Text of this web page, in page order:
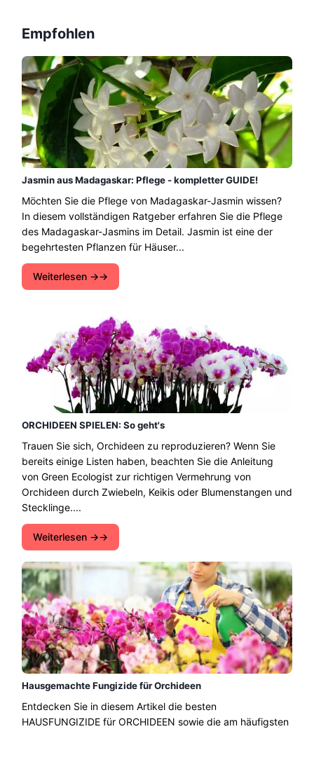
Empfohlen
Jasmin aus Madagaskar: Pflege - kompletter GUIDE!
Möchten Sie die Pflege von Madagaskar-Jasmin wissen?
In diesem vollständigen Ratgeber erfahren Sie die Pflege
des Madagaskar-Jasmins im Detail. Jasmin ist eine der
begehrtesten Pflanzen für Häuser...
Weiterlesen →
ORCHIDEEN SPIELEN: So geht's
Trauen Sie sich, Orchideen zu reproduzieren? Wenn Sie
bereits einige Listen haben, beachten Sie die Anleitung
von Green Ecologist zur richtigen Vermehrung von
Orchideen durch Zwiebeln, Keikis oder Blumenstangen und
Stecklinge....
Weiterlesen →
Hausgemachte Fungizide für Orchideen
Entdecken Sie in diesem Artikel die besten
HAUSFUNGIZIDE für ORCHIDEEN sowie die am häufigsten